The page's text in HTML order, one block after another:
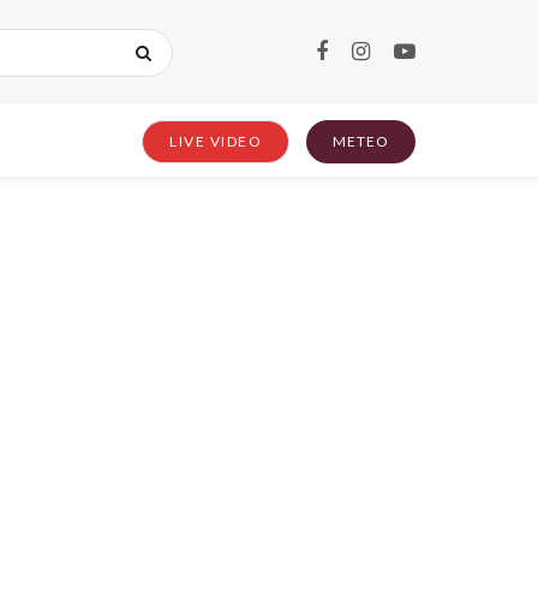
LIVE VIDEO METEO